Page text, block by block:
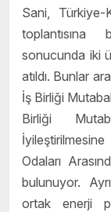
Sani, Türkiye-
toplantısına
sonucunda iki
atıldı. Bunlar
İş Birliği
Birliği
Odaları
bulunuyor.
ortak enerji